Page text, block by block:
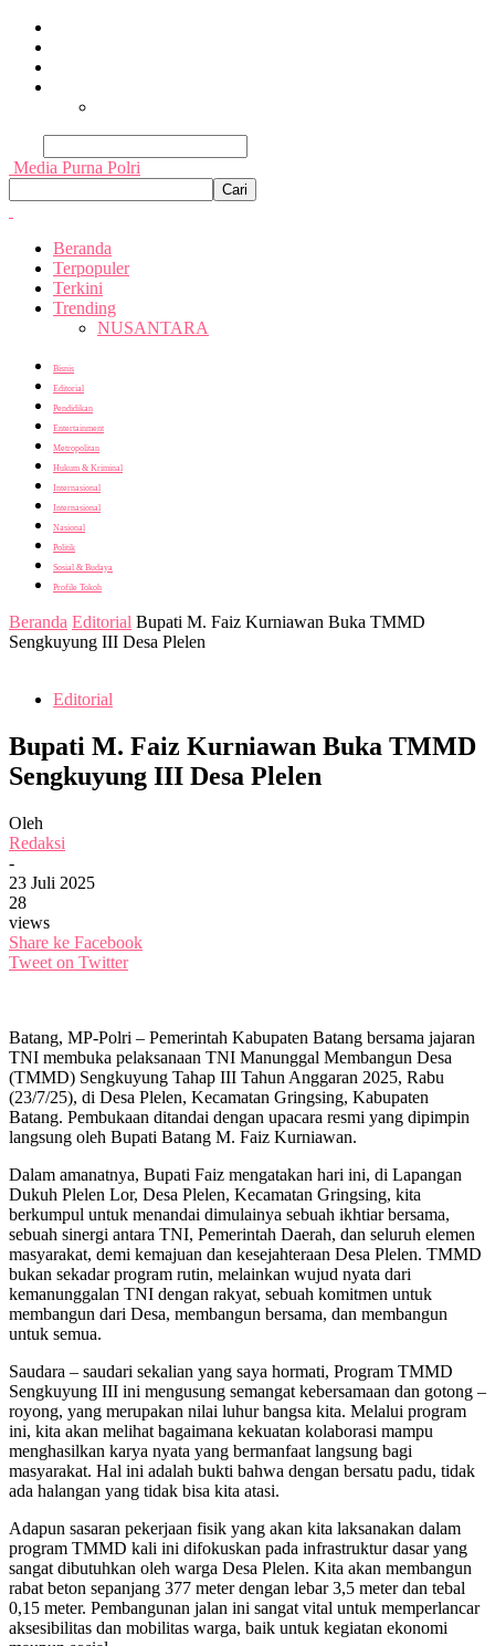
Media Purna Polri
Beranda
Terpopuler
Terkini
Trending
NUSANTARA
Bisnis
Editorial
Pendidikan
Entertainment
Metropolitan
Hukum & Kriminal
Internasional
Internasional
Nasional
Politik
Sosial & Budaya
Profile Tokoh
Beranda Editorial Bupati M. Faiz Kurniawan Buka TMMD
Sengkuyung III Desa Plelen
Editorial
Bupati M. Faiz Kurniawan Buka TMMD
Sengkuyung III Desa Plelen
Oleh
Redaksi
-
23 Juli 2025
28
views
Share ke Facebook
Tweet on Twitter
Batang, MP-Polri – Pemerintah Kabupaten Batang bersama jajaran
TNI membuka pelaksanaan TNI Manunggal Membangun Desa
(TMMD) Sengkuyung Tahap III Tahun Anggaran 2025, Rabu
(23/7/25), di Desa Plelen, Kecamatan Gringsing, Kabupaten
Batang. Pembukaan ditandai dengan upacara resmi yang dipimpin
langsung oleh Bupati Batang M. Faiz Kurniawan.
Dalam amanatnya, Bupati Faiz mengatakan hari ini, di Lapangan
Dukuh Plelen Lor, Desa Plelen, Kecamatan Gringsing, kita
berkumpul untuk menandai dimulainya sebuah ikhtiar bersama,
sebuah sinergi antara TNI, Pemerintah Daerah, dan seluruh elemen
masyarakat, demi kemajuan dan kesejahteraan Desa Plelen. TMMD
bukan sekadar program rutin, melainkan wujud nyata dari
kemanunggalan TNI dengan rakyat, sebuah komitmen untuk
membangun dari Desa, membangun bersama, dan membangun
untuk semua.
Saudara – saudari sekalian yang saya hormati, Program TMMD
Sengkuyung III ini mengusung semangat kebersamaan dan gotong –
royong, yang merupakan nilai luhur bangsa kita. Melalui program
ini, kita akan melihat bagaimana kekuatan kolaborasi mampu
menghasilkan karya nyata yang bermanfaat langsung bagi
masyarakat. Hal ini adalah bukti bahwa dengan bersatu padu, tidak
ada halangan yang tidak bisa kita atasi.
Adapun sasaran pekerjaan fisik yang akan kita laksanakan dalam
program TMMD kali ini difokuskan pada infrastruktur dasar yang
sangat dibutuhkan oleh warga Desa Plelen. Kita akan membangun
rabat beton sepanjang 377 meter dengan lebar 3,5 meter dan tebal
0,15 meter. Pembangunan jalan ini sangat vital untuk memperlancar
aksesibilitas dan mobilitas warga, baik untuk kegiatan ekonomi